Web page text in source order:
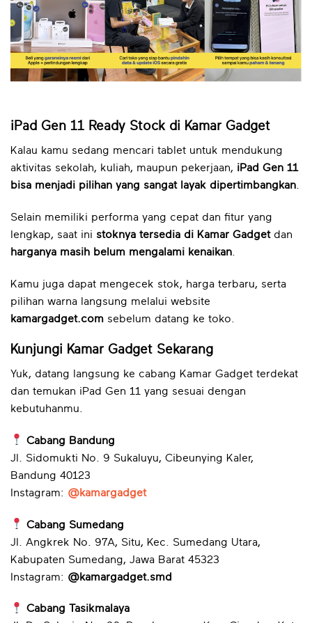
iPad Gen 11 Ready Stock di Kamar Gadget
Kalau kamu sedang mencari tablet untuk mendukung
aktivitas sekolah, kuliah, maupun pekerjaan, iPad Gen 11
bisa menjadi pilihan yang sangat layak dipertimbangkan
Selain memiliki performa yang cepat dan fitur yang
lengkap, saat ini stoknya tersedia di Kamar Gadgetdan
harganya masih belum mengalami kenaikan
Kamu juga dapat mengecek stok, harga terbaru, serta
pilihan warna langsung melalui website
kamargadget.com sebelum datang ke toko.
Kunjungi Kamar Gadget Sekarang
Yuk, datang langsung ke cabang Kamar Gadget terdekat
dan temukan iPad Gen 11 yang sesuai dengan
kebutuhanmu.
Cabang Bandung
Jl. Sidomukti No. 9 Sukaluyu, Cibeunying Kaler,
Bandung 40123
Instagram: @kamargadget
Cabang Sumedang
Jl. Angkrek No. 97A, Situ, Kec. Sumedang Utara,
Kabupaten Sumedang, Jawa Barat 45323
Instagram: @kamargadget.smd
Cabang Tasikmalaya